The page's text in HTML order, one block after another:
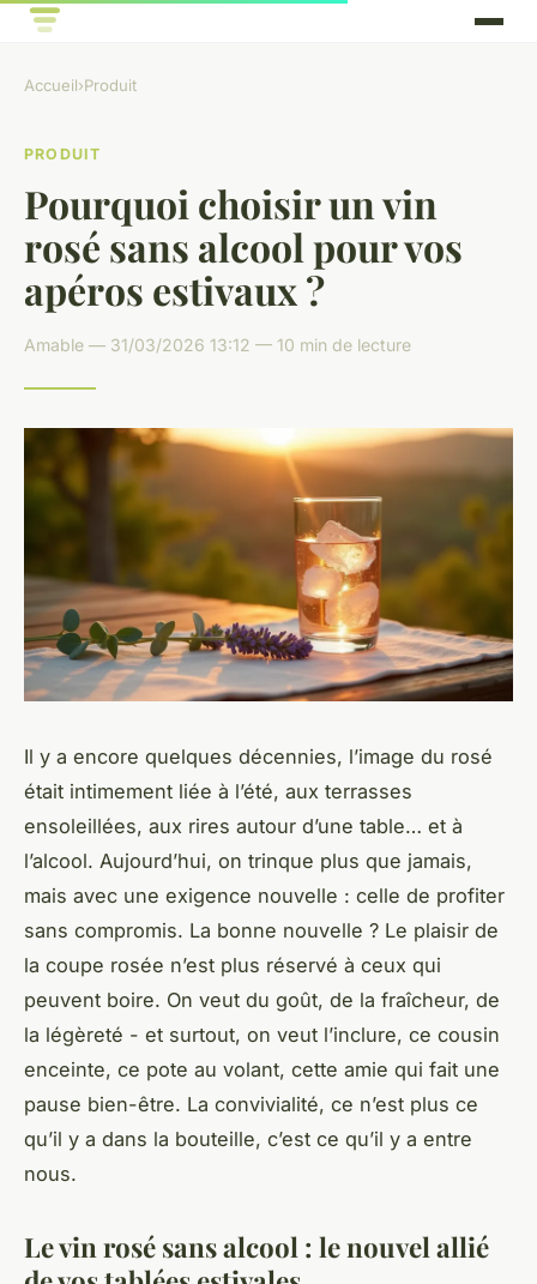
Accueil›Produit
PRODUIT
Pourquoi choisir un vin
rosé sans alcool pour vos
apéros estivaux ?
Amable — 31/03/2026 13:12 — 10 min de lecture
Il y a encore quelques décennies, l’image du rosé
était intimement liée à l’été, aux terrasses
ensoleillées, aux rires autour d’une table… et à
l’alcool. Aujourd’hui, on trinque plus que jamais,
mais avec une exigence nouvelle : celle de profiter
sans compromis. La bonne nouvelle ? Le plaisir de
la coupe rosée n’est plus réservé à ceux qui
peuvent boire. On veut du goût, de la fraîcheur, de
la légèreté - et surtout, on veut l’inclure, ce cousin
enceinte, ce pote au volant, cette amie qui fait une
pause bien-être. La convivialité, ce n’est plus ce
qu’il y a dans la bouteille, c’est ce qu’il y a entre
nous.
Le vin rosé sans alcool : le nouvel allié